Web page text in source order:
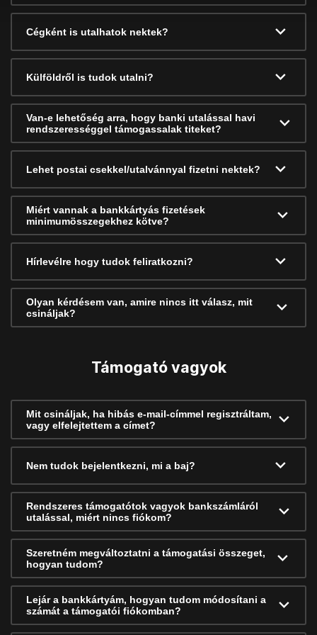
Cégként is utalhatok nektek?
Külföldről is tudok utalni?
Van-e lehetőség arra, hogy banki utalással havi
rendszerességgel támogassalak titeket?
Lehet postai csekkel/utalvánnyal fizetni nektek?
Miért vannak a bankkártyás fizetések
minimumösszegekhez kötve?
Hírlevélre hogy tudok feliratkozni?
Olyan kérdésem van, amire nincs itt válasz, mit
csináljak?
Támogató vagyok
Mit csináljak, ha hibás e-mail-címmel regisztráltam,
vagy elfelejtettem a címet?
Nem tudok bejelentkezni, mi a baj?
Rendszeres támogatótok vagyok bankszámláról
utalással, miért nincs fiókom?
Szeretném megváltoztatni a támogatási összeget,
hogyan tudom?
Lejár a bankkártyám, hogyan tudom módosítani a
számát a támogatói fiókomban?